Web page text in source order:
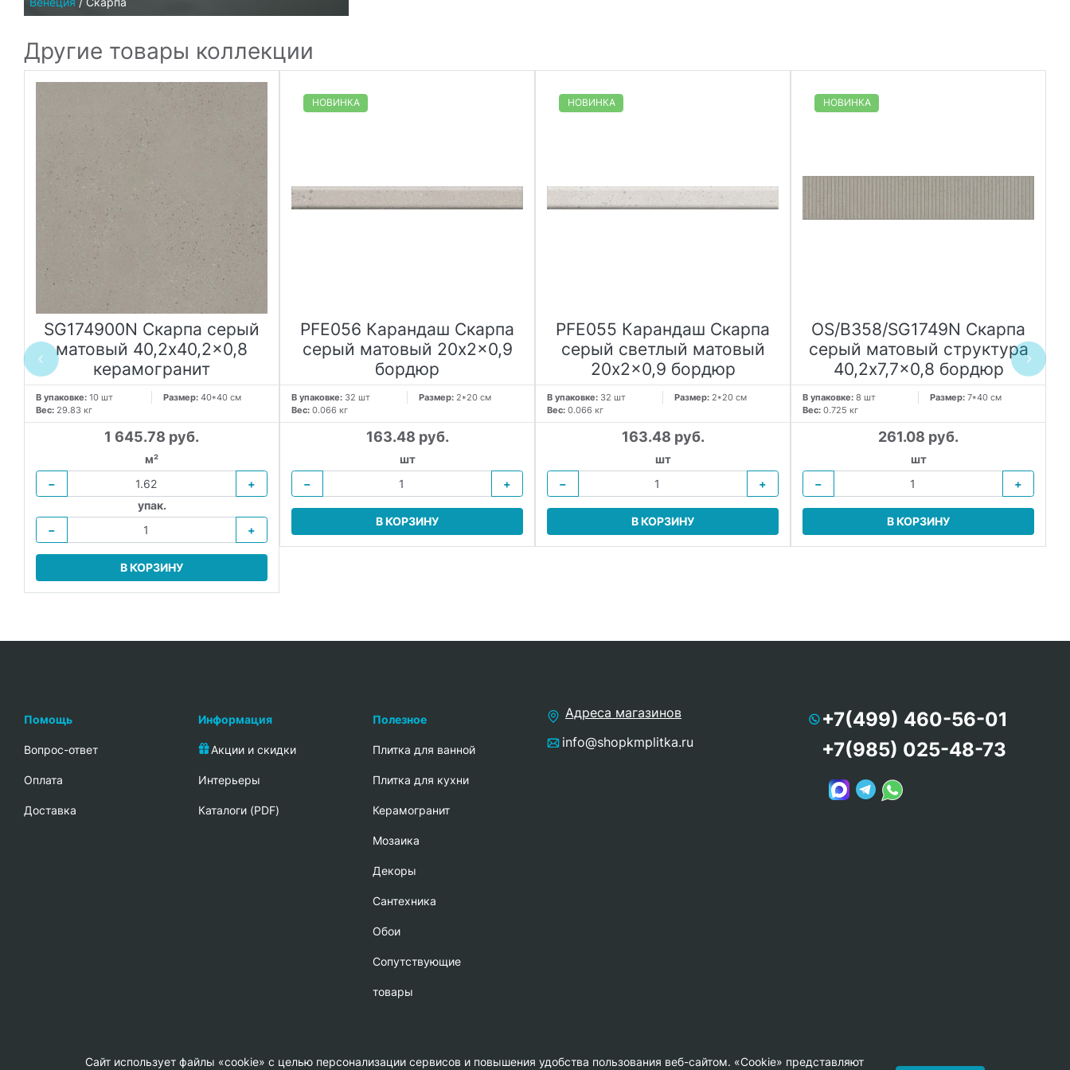
Другие товары коллекции
SG174900N Скарпа серый
матовый 40,2x40,2x0,8
керамогранит
В упаковке: 10 шт Размер: 40*40 см
Вес: 29.83 кг
1 645.78 руб.
м²
−
+
упак.
−
+
В КОРЗИНУ
НОВИНКА
PFE056 Карандаш Скарпа
серый матовый 20x2x0,9
бордюр
В упаковке: 32 шт Размер: 2*20 см
Вес: 0.066 кг
163.48 руб.
шт
−
+
В КОРЗИНУ
НОВИНКА
PFE055 Карандаш Скарпа
серый светлый матовый
20x2x0,9 бордюр
В упаковке: 32 шт Размер: 2*20 см
Вес: 0.066 кг
163.48 руб.
шт
−
+
В КОРЗИНУ
НОВИНКА
OS/B358/SG1749N Скарпа
серый матовый структура
40,2x7,7x0,8 бордюр
В упаковке: 8 шт Размер: 7*40 см
Вес: 0.725 кг
261.08 руб.
шт
−
+
В КОРЗИНУ
Помощь
Вопрос-ответ
Oплата
Доставка
Информация
Акции и скидки
Интерьеры
Каталоги (PDF)
Полезное
Плитка для ванной
Плитка для кухни
Керамогранит
Мозаика
Декоры
Сантехника
Обои
Сопутствующие
товары
Адреса магазинов
info@shopkmplitka.ru
+7(499) 460-56-01
+7(985) 025-48-73
Сайт использует файлы «cookie» с целью персонализации сервисов и повышения удобства пользования веб-сайтом. «Cookie» представляют